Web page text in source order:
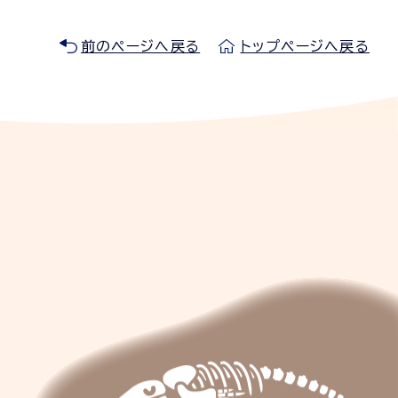
前のページへ戻る トップページへ戻る